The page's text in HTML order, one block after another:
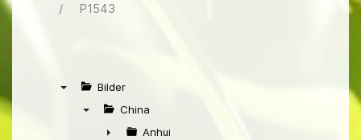
P1543
Bilder
China
Anhui